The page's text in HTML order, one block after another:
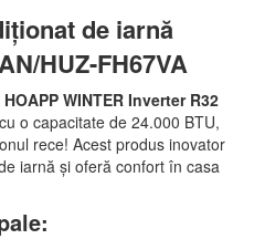
de iarnă
HUZ-FH67VA
HOAPP WINTER Inverter R32
cu o capacitate de 24.000 BTU,
rece! Acest produs inovator
iarnă și oferă confort în casa